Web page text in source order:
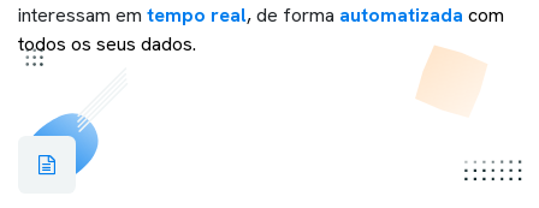
interessam em tempo real,de forma automatizada com
todos os seus dados.